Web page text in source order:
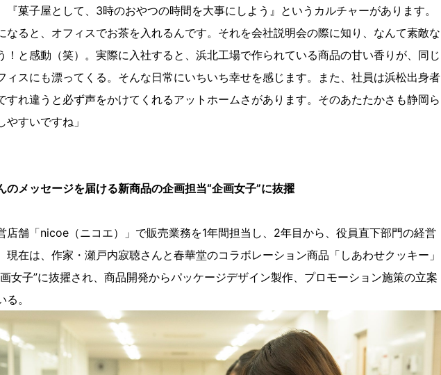
『菓子屋として、3時のおやつの時間を大事にしよう』というカルチャーがあります。
なると、オフィスでお茶を入れるんです。それを会社説明会の際に知り、なんて素敵な
！と感動（笑）。実際に入社すると、浜北工場で作られている商品の甘い香りが、同じ
ィスにも漂ってくる。そんな日常にいちいち幸せを感じます。また、社員は浜松出身者
すれ違うと必ず声をかけてくれるアットホームさがあります。そのあたたかさも静岡ら
やすいですね」
のメッセージを届ける新商品の企画担当“企画女子”に抜擢
店舗「nicoe（ニコエ）」で販売業務を1年間担当し、2年目から、役員直下部門の経営
現在は、作家・瀬戸内寂聴さんと春華堂のコラボレーション商品「しあわせクッキー」
女子”に抜擢され、商品開発からパッケージデザイン製作、プロモーション施策の立案
。